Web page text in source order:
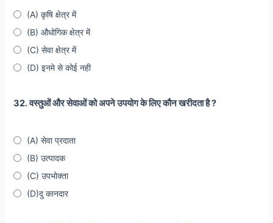
(A) कृषि क्षेत्र में
(B) औधोगिक क्षेत्र में
(C) सेवा क्षेत्र में
(D) इनमे से कोई नही
32. वस्तुओं और सेवाओं को अपने उपयोग के लिए कौन खरीदता है ?
(A) सेवा प्रदाता
(B) उत्पादक
(C) उपभोक्ता
(D)दु कानदार